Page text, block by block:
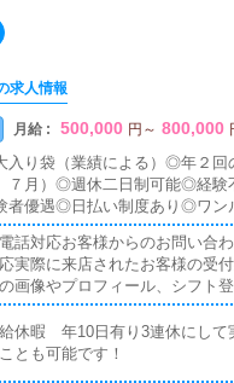
求人情報
月給 : 500,000 円 ～ 800,000
り袋（業績による）◎年２回
７月）◎週休二日制可能◎経験
者優遇◎日払い制度あり◎ワン
即入居可◎昇給昇格随時◎高額
勤OK◎独立支援金支給◎残業
話対応お客様からのお問い合
実際に来店されたお客様の受
画像やプロフィール、シフト
キャストのマネジメント女の
確認◎その他清掃や備品管理等
受付業務がメインとなります
休暇 年10日有り3連休にして
とも可能です！